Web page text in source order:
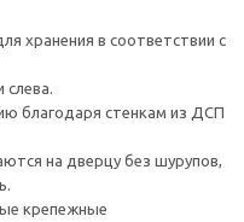
хранения в соответствии с
благодаря стенкам из ДСП
на дверцу без шурупов,
крепежные